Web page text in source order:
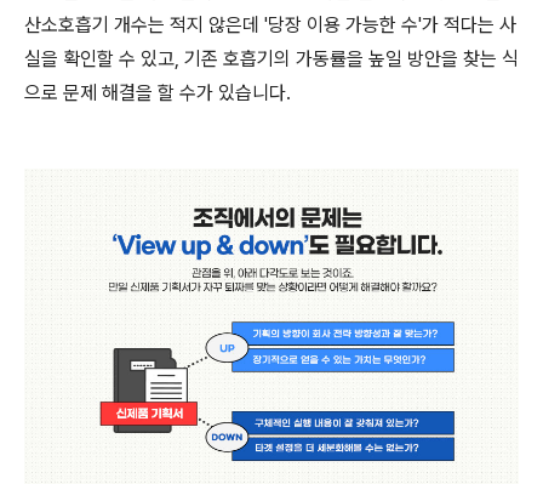
산소호흡기 개수는 적지 않은데 '당장 이용 가능한 수'가 적다는 사
실을 확인할 수 있고, 기존 호흡기의 가동률을 높일 방안을 찾는 식
으로 문제 해결을 할 수가 있습니다.